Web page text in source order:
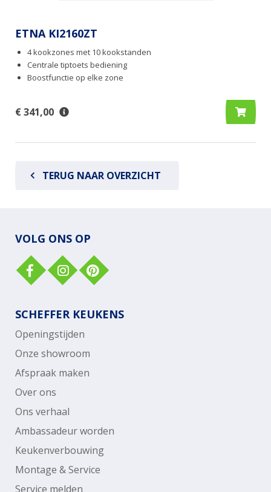
ETNA KI2160ZT
4 kookzones met 10 kookstanden
Centrale tiptoets bediening
Boostfunctie op elke zone
€ 341,00
TERUG NAAR OVERZICHT
VOLG ONS OP
SCHEFFER KEUKENS
Openingstijden
Onze showroom
Afspraak maken
Over ons
Ons verhaal
Ambassadeur worden
Keukenverbouwing
Montage & Service
Service melden